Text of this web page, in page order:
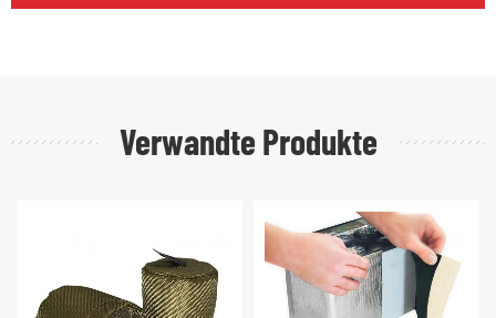
Verwandte Produkte